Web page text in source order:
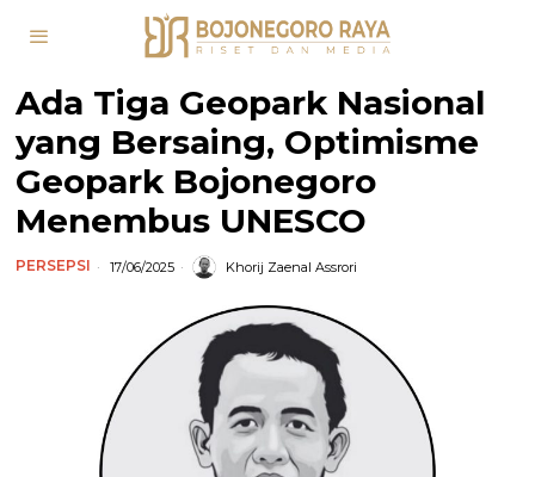
Ada Tiga Geopark Nasional
yang Bersaing, Optimisme
Geopark Bojonegoro
Menembus UNESCO
PERSEPSI 17/06/2025 Khorij Zaenal Assrori